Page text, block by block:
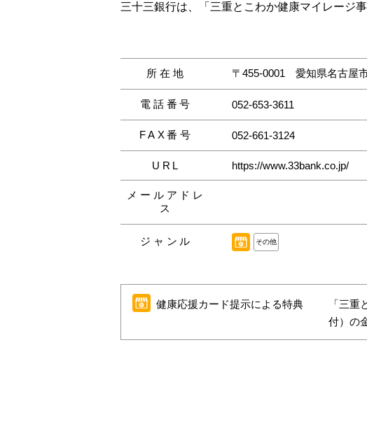
三十三銀行は、「三重とこわか健康マイレージ
所在地 〒455-0001 愛知県名古屋
電話番号 052-653-3611
FAX番号 052-661-3124
URL https://www.33bank.co.jp/
メールアドレ
ス
ジャンル その他
健康応援カード提示による特典
「三
付）の